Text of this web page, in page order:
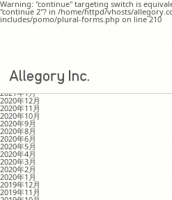
Warning: "continue" targeting switch is
"continue 2"? in /home/httpd/vhosts/
includes/pomo/plural-forms.php on line 210
MONTHLY ARCHIVE
2021年8月
2021年4月
2021年1月
2020年12月
2020年11月
2020年10月
2020年9月
2020年8月
2020年6月
2020年5月
2020年4月
2020年3月
2020年2月
2020年1月
2019年12月
2019年11月